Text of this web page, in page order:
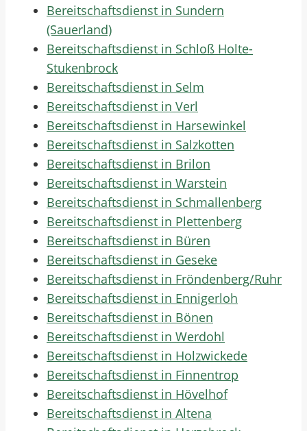
Bereitschaftsdienst in Sundern
(Sauerland)
Bereitschaftsdienst in Schloß Holte-
Stukenbrock
Bereitschaftsdienst in Selm
Bereitschaftsdienst in Verl
Bereitschaftsdienst in Harsewinkel
Bereitschaftsdienst in Salzkotten
Bereitschaftsdienst in Brilon
Bereitschaftsdienst in Warstein
Bereitschaftsdienst in Schmallenberg
Bereitschaftsdienst in Plettenberg
Bereitschaftsdienst in Büren
Bereitschaftsdienst in Geseke
Bereitschaftsdienst in Fröndenberg/Ruhr
Bereitschaftsdienst in Ennigerloh
Bereitschaftsdienst in Bönen
Bereitschaftsdienst in Werdohl
Bereitschaftsdienst in Holzwickede
Bereitschaftsdienst in Finnentrop
Bereitschaftsdienst in Hövelhof
Bereitschaftsdienst in Altena